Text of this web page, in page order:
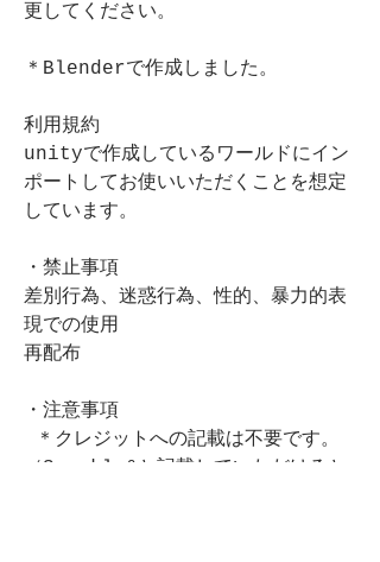
更してください。
＊Blenderで作成しました。
利用規約
unityで作成しているワールドにイン
ポートしてお使いいただくことを想定
しています。
・禁止事項
差別行為、迷惑行為、性的、暴力的表
現での使用
再配布
・注意事項
＊クレジットへの記載は不要です。
（Sparkle&と記載していただけると